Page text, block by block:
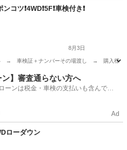
ツ❗4WD❗5F❗車検付き❗
8月3日
検証＋ナンバーその場渡し → 購入様での
イゼット 車両
ン】審査通らない方へ
ーンは税金・車検の支払いも含んでい
Ad
ローダウン